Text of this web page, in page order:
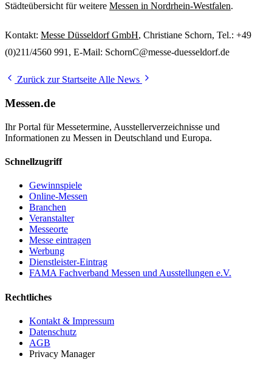
Städteübersicht für weitere Messen in Nordrhein-Westfalen.
Kontakt: Messe Düsseldorf GmbH, Christiane Schorn, Tel.: +49
(0)211/4560 991, E-Mail: SchornC@messe-duesseldorf.de
Zurück zur Startseite Alle News
Messen.de
Ihr Portal für Messetermine, Ausstellerverzeichnisse und
Informationen zu Messen in Deutschland und Europa.
Schnellzugriff
Gewinnspiele
Online-Messen
Branchen
Veranstalter
Messeorte
Messe eintragen
Werbung
Dienstleister-Eintrag
FAMA Fachverband Messen und Ausstellungen e.V.
Rechtliches
Kontakt & Impressum
Datenschutz
AGB
Privacy Manager